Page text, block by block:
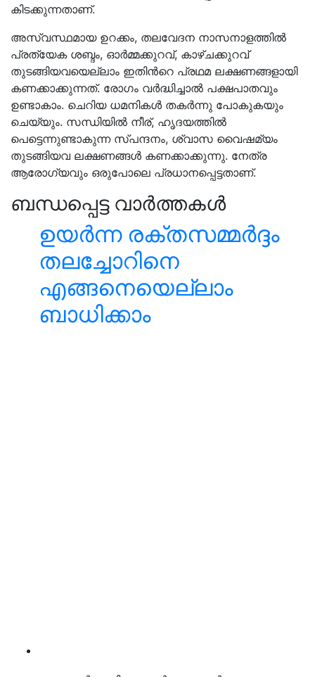
കിടക്കുന്നതാണ്.
അസ്വസ്ഥമായ ഉറക്കം, തലവേദന നാസനാളത്തിൽ
പ്രത്യേക ശബ്ദം, ഓർമ്മക്കുറവ്, കാഴ്ചക്കുറവ്
തുടങ്ങിയവയെല്ലാം ഇതിൻറെ പ്രഥമ ലക്ഷണങ്ങളായി
കണക്കാക്കുന്നത്. രോഗം വർദ്ധിച്ചാൽ പക്ഷപാതവും
ഉണ്ടാകാം. ചെറിയ ധമനികൾ തകർന്നു പോകുകയും
ചെയ്യും. സന്ധിയിൽ നീര്, ഹൃദയത്തിൽ
പെട്ടെന്നുണ്ടാകുന്ന സ്പന്ദനം, ശ്വാസ വൈഷമ്യം
തുടങ്ങിയവ ലക്ഷണങ്ങൾ കണക്കാക്കുന്നു. നേത്ര
ആരോഗ്യവും ഒരുപോലെ പ്രധാനപ്പെട്ടതാണ്.
ബന്ധപ്പെട്ട വാർത്തകൾ
ഉയർന്ന രക്തസമ്മർദ്ദം
തലച്ചോറിനെ
എങ്ങനെയെല്ലാം
ബാധിക്കാം